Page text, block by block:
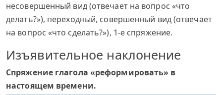
несовершенный вид (отвечает на вопрос «что
делать?»), переходный, совершенный вид (отвечает
на вопрос «что сделать?»), 1-е спряжение.
Изъявительное наклонение
Спряжение глагола «реформировать» в
настоящем времени.